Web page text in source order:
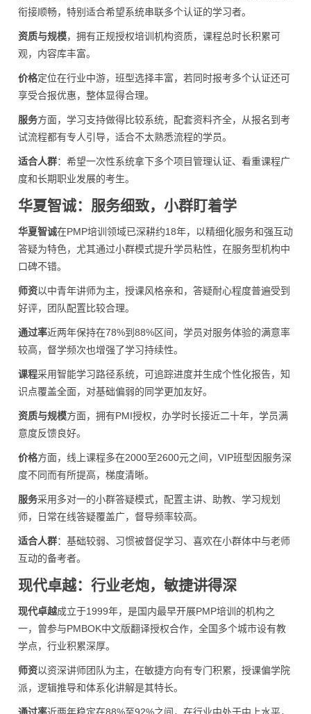
衔接顺畅，特别适合希望系统串联多个认证的学习者。
资质与规模，拥有正规授权培训机构资质，课程总时长积累可
观，内容库丰富。
价格定位在行业中游，班型选择丰富，若同时报考多个认证还可
享受合报优惠，整体显得合理。
服务方面，学习支持做得比较系统，配套资料齐全，从报名到考
试流程都有专人引导，适合不太熟悉流程的学员。
适合人群：希望一次性系统拿下多个项目管理认证、看重课程广
度和长期职业发展的考生。
华夏智诚：服务细致，小群盯着学
华夏智诚在PMP培训领域已深耕约18年，以精细化服务和强互动
答疑为特色，尤其通过小群模式提升学员粘性，在服务型机构中
口碑不错。
师资以中青年讲师为主，授课风格亲和，答疑耐心程度普遍受到
好评，团队配置比较合理。
通过率近两年保持在78%到88%区间，学员对服务体验的满意率
较高，督学频次也增强了学习持续性。
课程采用智能学习路径系统，可追踪进度并生成个性化报告，知
识点覆盖全面，对基础偏弱的同学更加友好。
资质与规模方面，拥有PMI授权，办学时长接近二十年，学员满
意度反馈良好。
价格方面，线上课程多在2000至2600元之间，VIP班型因服务深
度不同而有所提高，梯度清晰。
服务采用多对一的小群答疑模式，配置主讲、助教、学习规划
师，日常在线答疑覆盖广，督导频率较高。
适合人群：基础较弱、习惯被督促学习、喜欢在小群体中与老师
互动的备考者。
现代卓越：行业老炮，敏捷讲得深
现代卓越成立于1999年，是国内最早开展PMP培训的机构之
一，曾参与PMBOK中文版翻译授权合作，全国多个城市设有教
学点，行业积累深厚。
师资以资深讲师团队为主，在敏捷方向有专门积累，授课偏学院
派，逻辑推导和体系化讲解是其特长。